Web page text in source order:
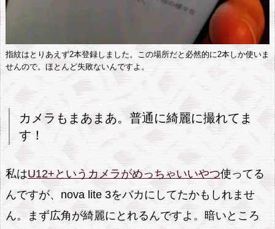
が
だ
よ
n
v
a
指紋はとりあえず2本登録しました。この場所だと必然的に2本しか使いま
せんので。ほとんど失敗ないんですよ。
カメラもまあまあ。普通に綺麗に撮れてま
す！
私はU12+というカメラがめっちゃいいやつ使ってる
んですが、nova lite 3をバカにしてたかもしれませ
ん。まず広角が綺麗にとれるんですよ。暗いところ